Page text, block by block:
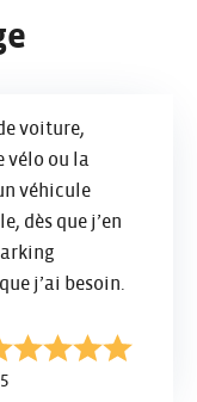
voiture,
vélo ou la
véhicule
dès que j’en
j’ai besoin.
: